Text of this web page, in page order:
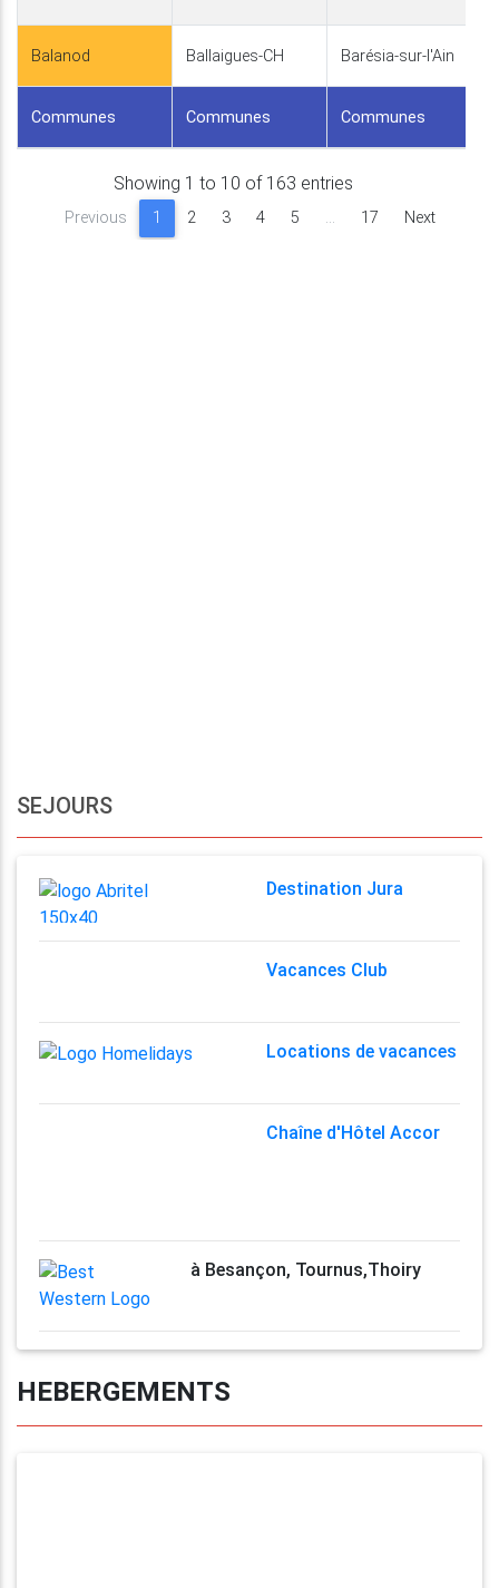
Balanod Ballaigues-CH Barésia-sur-l'Ain
Communes Communes Communes
Showing 1 to 10 of 163 entries
Previous 1 2 3 4 5 … 17 Next
SEJOURS
Destination Jura
Vacances Club
Locations de vacances
Chaîne d'Hôtel Accor
à Besançon, Tournus,Thoiry
HEBERGEMENTS